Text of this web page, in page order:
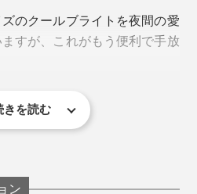
のクールブライトを夜間の愛
すが、これがもう便利で手放
”のように畳んで、バッグやポ
きを読む
ン